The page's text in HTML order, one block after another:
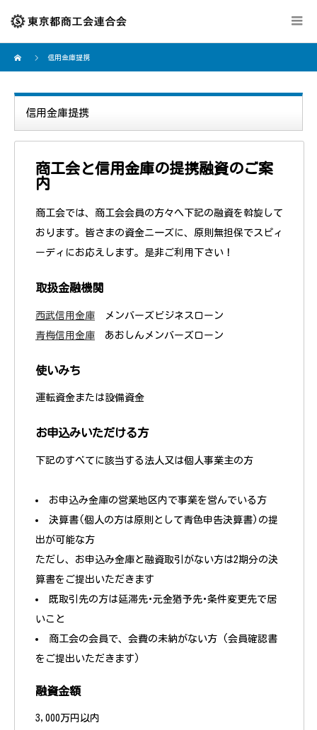
信用金庫提携
信用金庫提携
商工会と信用金庫の提携融資のご案
内
商工会では、商工会会員の方々へ下記の融資を斡旋して
おります。皆さまの資金ニ一ズに、原則無担保でスピィ
ーディにお応えします。是非ご利用下さい！
取扱金融機関
西武信用金庫 メンバーズビジネスローン
青梅信用金庫 あおしんメンバーズローン
使いみち
運転資金または設備資金
お申込みいただける方
下記のすべてに該当する法人又は個人事業主の方
お申込み金庫の営業地区内で事業を営んでいる方
決算書(個人の方は原則として青色申告決算書)の提
出が可能な方
ただし、お申込み金庫と融資取引がない方は2期分の決
算書をご提出いただきます
既取引先の方は延滞先･元金猶予先･条件変更先で居
いこと
商工会の会員で、会費の未納がない方 (会員確認書
をご提出いただきます)
融資金額
3,000万円以内